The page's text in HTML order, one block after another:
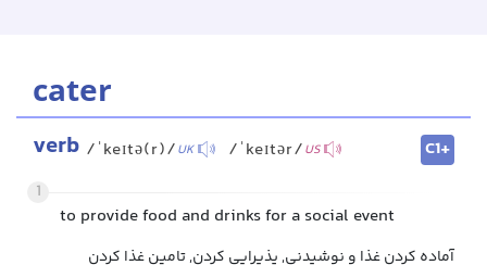
cater
verb /ˈkeɪtə(r)/UK /ˈkeɪtər/US
C1+
1
to provide food and drinks for a social event
آماده کردن غذا و نوشیدنی, پذیرایی کردن, تامین غذا کردن